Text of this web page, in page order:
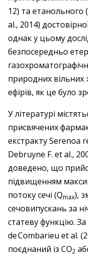
12) та етанольного
al., 2014)
однак у цьому
безпосередньо
природних вільних
ефірів, як це було
У літературі
присвячених
екстракту Serenoa
Debruyne F. et al.,
доведено, що
підвищенням
потоку сечі (Qmax),
сечовипускань за
статеву функцію. За
de Combarieu et al.
поєднаний із СО2